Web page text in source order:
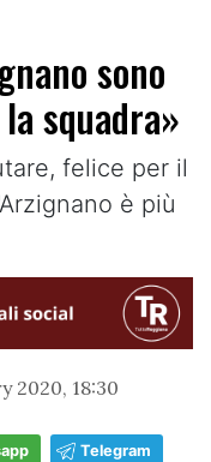
sono
squadra»
felice per il
è più
2020, 18:30
Telegram